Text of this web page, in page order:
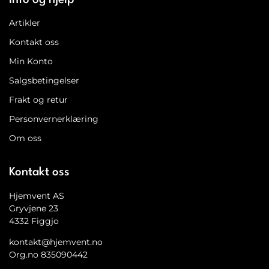
Artikler
Kontakt oss
Min Konto
Salgsbetingelser
Frakt og retur
Personvernerklæring
Om oss
Kontakt oss
Hjemvent AS
Gryvjene 23
4332 Figgjo
kontakt@hjemvent.no
Org.no 835090442